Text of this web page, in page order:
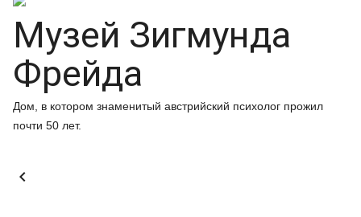
Музей Зигмунда
Фрейда
Дом, в котором знаменитый австрийский психолог прожил
почти 50 лет.
